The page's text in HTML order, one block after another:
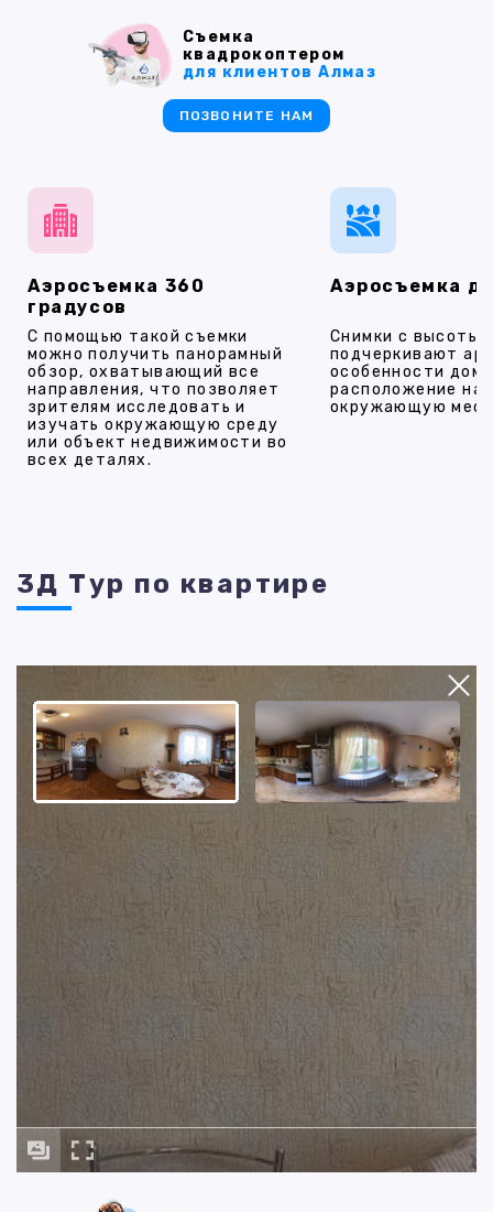
Аэросъемка 360
градусов
С помощью такой съемки
можно получить панорамный
обзор, охватывающий все
направления, что позволяет
зрителям исследовать и
изучать окружающую среду
или объект недвижимости во
всех деталях.
Аэросъемка
Снимки с высоты
подчеркивают
особенности
расположение на
окружающую
Съемка
квадрокоптером
для клиентов Алмаз
ПОЗВОНИТЕ НАМ
3Д Тур по квартире